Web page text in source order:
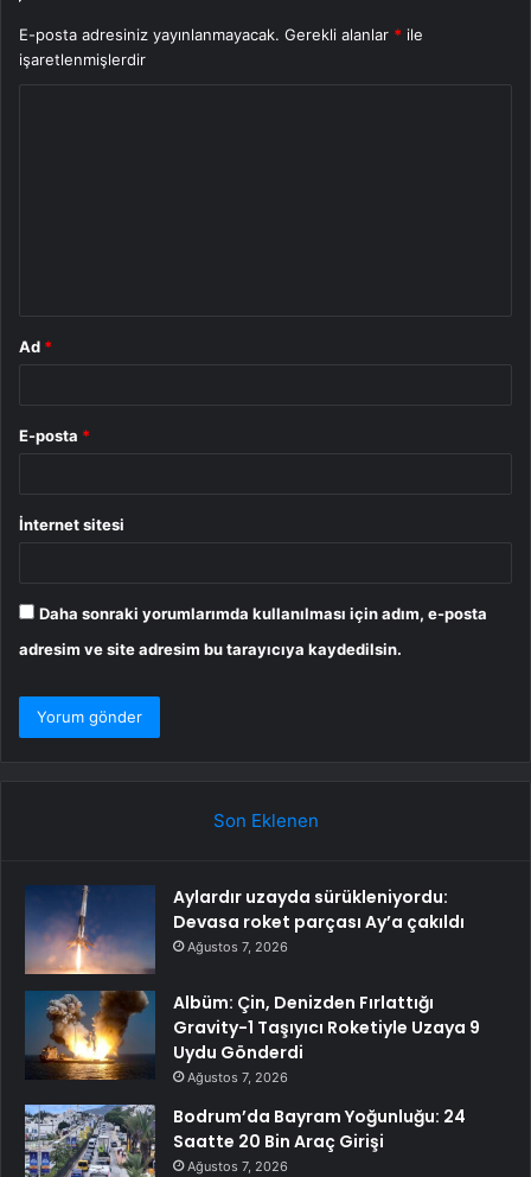
E-posta adresiniz yayınlanmayacak. Gerekli alanlar * ile
işaretlenmişlerdir
Ad *
E-posta *
İnternet sitesi
Daha sonraki yorumlarımda kullanılması için adım, e-posta
adresim ve site adresim bu tarayıcıya kaydedilsin.
Son Eklenen
Aylardır uzayda sürükleniyordu:
Devasa roket parçası Ay’a çakıldı
Ağustos 7, 2026
Albüm: Çin, Denizden Fırlattığı
Gravity-1 Taşıyıcı Roketiyle Uzaya 9
Uydu Gönderdi
Ağustos 7, 2026
Bodrum’da Bayram Yoğunluğu: 24
Saatte 20 Bin Araç Girişi
Ağustos 7, 2026